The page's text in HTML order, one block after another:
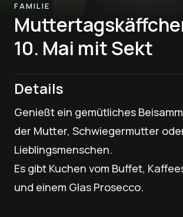
FAMILIE
10. Mai mit Sekt
Details
Genießt ein gemütliches
der Mutter, Schwiegermutter
Lieblingsmenschen.
Es gibt Kuchen vom Buffet,
und einem Glas Prosecco.